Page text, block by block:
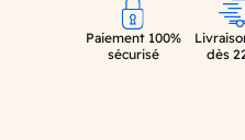
Paiement 100%
sécurisé
dès